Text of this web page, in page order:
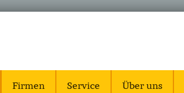
Firmen Service Über uns